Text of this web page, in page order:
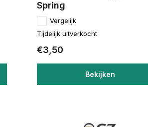
Spring
Vergelijk
Tijdelijk uitverkocht
€3,50
Bekijken